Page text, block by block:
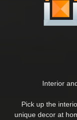
Interior
Pick up the
unique decor at